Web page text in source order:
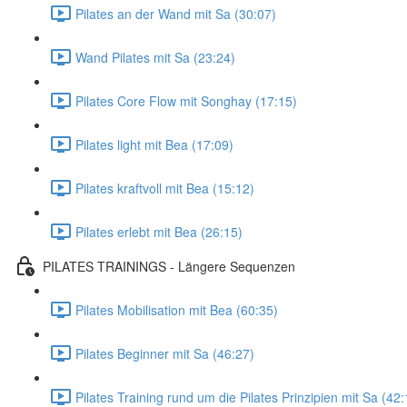
Pilates an der Wand mit Sa (30:07)
Wand Pilates mit Sa (23:24)
Pilates Core Flow mit Songhay (17:15)
Pilates light mit Bea (17:09)
Pilates kraftvoll mit Bea (15:12)
Pilates erlebt mit Bea (26:15)
PILATES TRAININGS - Längere Sequenzen
Pilates Mobilisation mit Bea (60:35)
Pilates Beginner mit Sa (46:27)
Pilates Training rund um die Pilates Prinzipien mit Sa